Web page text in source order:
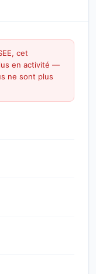
cet
en activité —
ne sont plus